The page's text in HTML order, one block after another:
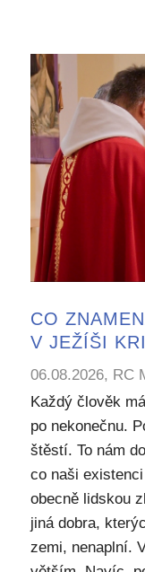
CO
V JEŽÍŠI
06.08.2026, RC
Každý člověk
po nekonečnu.
štěstí. To nám
co naši
obecně lidskou
jiná dobra,
zemi, nenaplní.